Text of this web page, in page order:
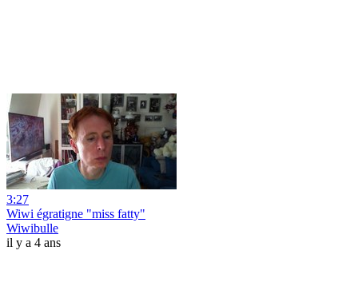
3:27
Wiwi égratigne "miss fatty"
Wiwibulle
il y a 4 ans